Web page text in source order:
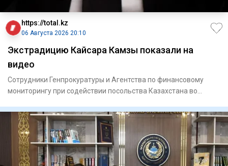
https://total.kz
06 Августа 2026 20:10
Экстрадицию Кайсара Камзы показали на
видео
Сотрудники Генпрокуратуры и Агентства по финансовому
мониторингу при содействии посольства Казахстана во